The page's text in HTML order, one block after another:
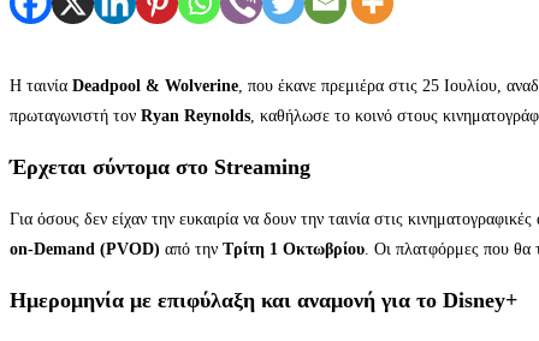
Η ταινία Deadpool & Wolverine , που έκανε πρεμιέρα στις 25 Ιουλίου,
πρωταγωνιστή τον Ryan Reynolds , καθήλωσε το κοινό στους
Έρχεται σύντομα στο Streaming
Για όσους δεν είχαν την ευκαιρία να δουν την ταινία στις
on-Demand (PVOD) από την Τρίτη 1 Οκτωβρίου . Οι πλατφόρμες που θα
Ημερομηνία με επιφύλαξη και αναμονή για το Disney+